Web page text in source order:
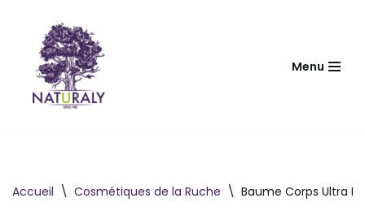
contenu
Menu
Accueil \ Cosmétiques de la Ruche \ Baume Corps Ultra